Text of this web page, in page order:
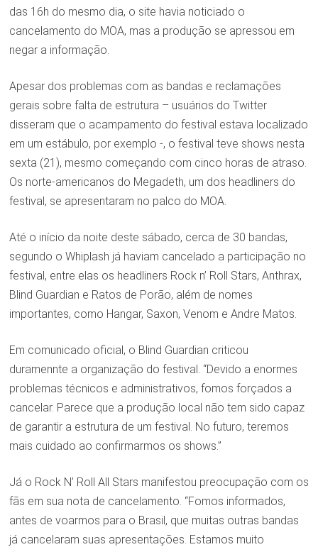
das 16h do mesmo dia, o site havia noticiado o
cancelamento do MOA, mas a produção se apressou em
negar a informação.
Apesar dos problemas com as bandas e reclamações
gerais sobre falta de estrutura – usuários do Twitter
disseram que o acampamento do festival estava localizado
em um estábulo, por exemplo -, o festival teve shows nesta
sexta (21), mesmo começando com cinco horas de atraso.
Os norte-americanos do Megadeth, um dos headliners do
festival, se apresentaram no palco do MOA.
Até o início da noite deste sábado, cerca de 30 bandas,
segundo o Whiplash já haviam cancelado a participação no
festival, entre elas os headliners Rock n’ Roll Stars, Anthrax,
Blind Guardian e Ratos de Porão, além de nomes
importantes, como Hangar, Saxon, Venom e Andre Matos.
Em comunicado oficial, o Blind Guardian criticou
duramennte a organização do festival. “Devido a enormes
problemas técnicos e administrativos, fomos forçados a
cancelar. Parece que a produção local não tem sido capaz
de garantir a estrutura de um festival. No futuro, teremos
mais cuidado ao confirmarmos os shows.”
Já o Rock N’ Roll All Stars manifestou preocupação com os
fãs em sua nota de cancelamento. “Fomos informados,
antes de voarmos para o Brasil, que muitas outras bandas
já cancelaram suas apresentações. Estamos muito